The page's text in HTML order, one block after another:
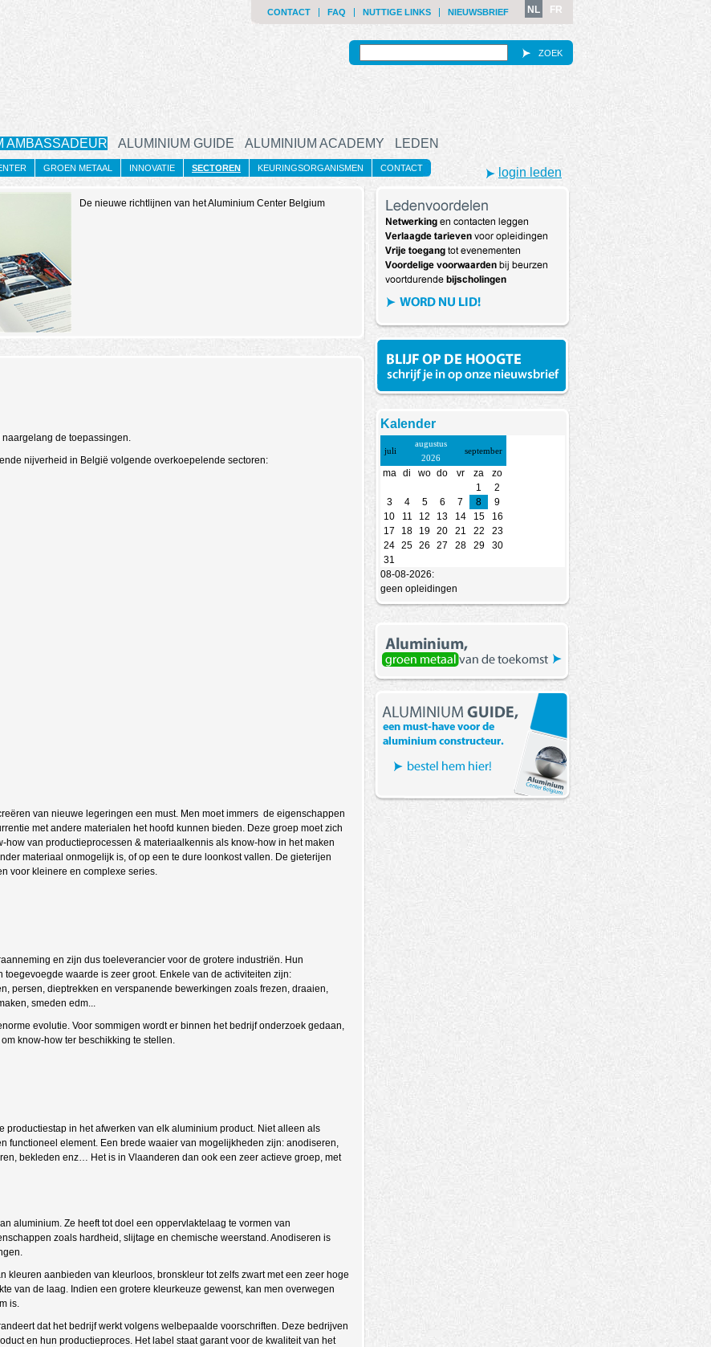
NL FR
CONTACT FAQ NUTTIGE LINKS NIEUWSBRIEF
AMBASSADEUR
GROEN METAAL INNOVATIE SECTOREN KEURINGSORGANISMEN CONTACT
ALUMINIUM GUIDE ALUMINIUM ACADEMY LEDEN
login leden
ZOEK
De nieuwe richtlijnen van het Aluminium Center Belgium
de toepassingen.
nijverheid in België volgende overkoepelende sectoren:
van nieuwe legeringen een must. Men moet immers de eigenschappen
met andere materialen het hoofd kunnen bieden. Deze groep moet zich
how van productieprocessen & materiaalkennis als know-how in het maken
materiaal onmogelijk is, of op een te dure loonkost vallen. De gieterijen
voor kleinere en complexe series.
en zijn dus toeleverancier voor de grotere industriën. Hun
waarde is zeer groot. Enkele van de activiteiten zijn:
persen, dieptrekken en verspanende bewerkingen zoals frezen, draaien,
smeden edm...
evolutie. Voor sommigen wordt er binnen het bedrijf onderzoek gedaan,
om know-how ter beschikking te stellen.
in het afwerken van elk aluminium product. Niet alleen als
functioneel element. Een brede waaier van mogelijkheden zijn: anodiseren,
bekleden enz… Het is in Vlaanderen dan ook een zeer actieve groep, met
aluminium. Ze heeft tot doel een oppervlaktelaag te vormen van
zoals hardheid, slijtage en chemische weerstand. Anodiseren is
kleuren aanbieden van kleurloos, bronskleur tot zelfs zwart met een zeer hoge
van de laag. Indien een grotere kleurkeuze gewenst, kan men overwegen
is.
dat het bedrijf werkt volgens welbepaalde voorschriften. Deze bedrijven
en hun productieproces. Het label staat garant voor de kwaliteit van het
Kalender
juli
augustus
2026
september
ma di wo do vr za
zo
1
2
3
4 5 6 7 8
9
10
11 12 13 14 15
16
17
18 19 20 21 22
23
24 25 26 27 28 29
30
31
08-08-2026:
geen opleidingen